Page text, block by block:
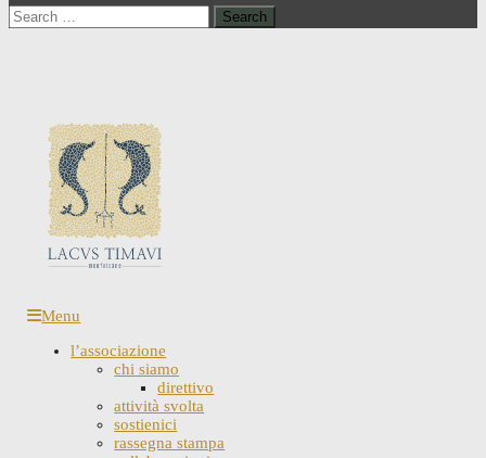
Search
for:
Menu
l’associazione
chi siamo
direttivo
attività svolta
sostienici
rassegna stampa